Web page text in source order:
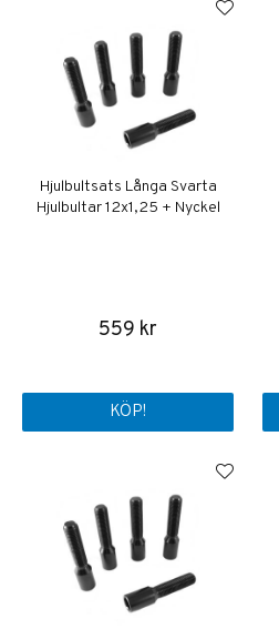
Hjulbultsats Långa Svarta
Hjulbultar 12x1,25 + Nyckel
559 kr
KÖP!